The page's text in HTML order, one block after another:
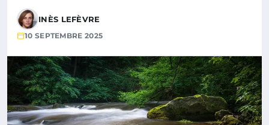
INÈS LEFÈVRE
10 SEPTEMBRE 2025